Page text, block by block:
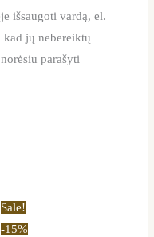
išsaugoti vardą, el.
kad jų nebereiktų
parašyti
Sale!
-15%